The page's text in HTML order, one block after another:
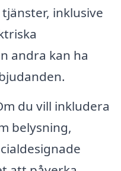
inklusive
andra kan ha
du vill inkludera
belysning,